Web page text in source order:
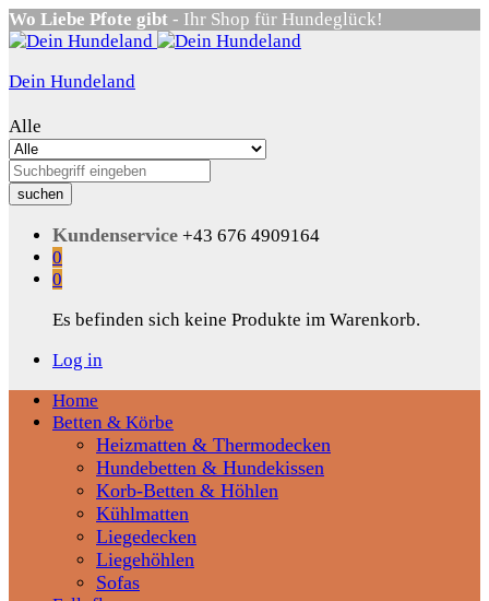
Wo Liebe Pfote gibt - Ihr Shop für Hundeglück!
Dein Hundeland
Alle
suchen
Kundenservice +43 676 4909164
0
0
Es befinden sich keine Produkte im Warenkorb.
Log in
Home
Betten & Körbe
Heizmatten & Thermodecken
Hundebetten & Hundekissen
Korb-Betten & Höhlen
Kühlmatten
Liegedecken
Liegehöhlen
Sofas